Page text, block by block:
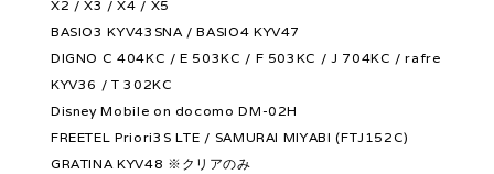
X2 / X3 / X4 / X5
BASIO3 KYV43SNA / BASIO4 KYV47
DIGNO C 404KC / E 503KC / F 503KC / J 704KC / rafre
KYV36 / T 302KC
Disney Mobile on docomo DM-02H
FREETEL Priori3S LTE / SAMURAI MIYABI (FTJ152C)
GRATINA KYV48 ※クリアのみ